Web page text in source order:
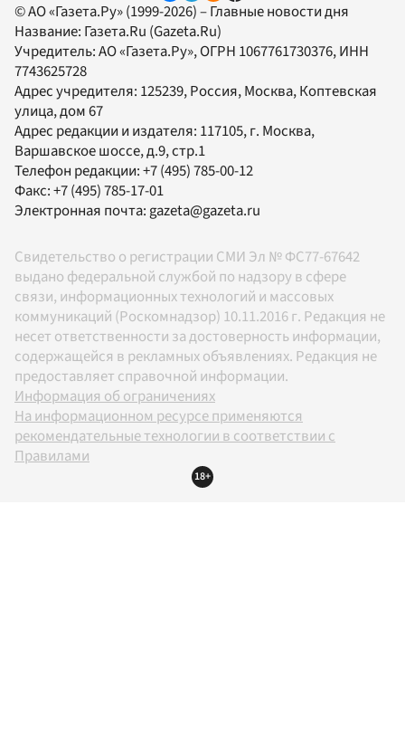
© АО «Газета.Ру» (1999-2026) – Главные новости дня
Название: Газета.Ru (Gazeta.Ru)
Учредитель:АО «Газета.Ру», ОГРН 1067761730376, ИНН
7743625728
Адрес учредителя: 125239, Россия, Москва, Коптевская
улица, дом 67
Адрес редакции и издателя: 117105, г. Москва,
Варшавское шоссе, д.9, стр.1
Телефон редакции:+7 (495) 785-00-12
Факс:+7 (495) 785-17-01
Электронная почта:gazeta@gazeta.ru
Свидетельство о регистрации СМИ Эл № ФС77-67642
выдано федеральной службой по надзору в сфере
связи, информационных технологий и массовых
коммуникаций (Роскомнадзор) 10.11.2016 г. Редакция не
несет ответственности за достоверность информации,
содержащейся в рекламных объявлениях. Редакция не
предоставляет справочной информации.
Информация об ограничениях
На информационном ресурсе применяются
рекомендательные технологии в соответствии с
Правилами
18+